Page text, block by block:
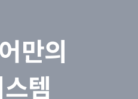
만의
템